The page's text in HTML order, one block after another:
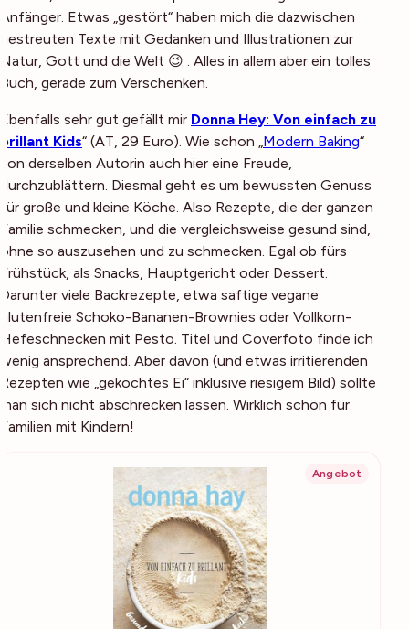
Anfänger. Etwas „gestört“ haben mich die dazwischen
gestreuten Texte mit Gedanken und Illustrationen zur
Natur, Gott und die Welt 😉 . Alles in allem aber ein tolles
Buch, gerade zum Verschenken.
Ebenfalls sehr gut gefällt mir Donna Hey: Von einfach zu
brillant Kids“ (AT, 29 Euro). Wie schon „ Modern Baking“
von derselben Autorin auch hier eine Freude,
durchzublättern. Diesmal geht es um bewussten Genuss
für große und kleine Köche. Also Rezepte, die der ganzen
Familie schmecken, und die vergleichsweise gesund sind,
ohne so auszusehen und zu schmecken. Egal ob fürs
Frühstück, als Snacks, Hauptgericht oder Dessert.
Darunter viele Backrezepte, etwa saftige vegane
glutenfreie Schoko-Bananen-Brownies oder Vollkorn-
Hefeschnecken mit Pesto. Titel und Coverfoto finde ich
wenig ansprechend. Aber davon (und etwas irritierenden
Rezepten wie „gekochtes Ei“ inklusive riesigem Bild) sollte
man sich nicht abschrecken lassen. Wirklich schön für
Familien mit Kindern!
Angebot